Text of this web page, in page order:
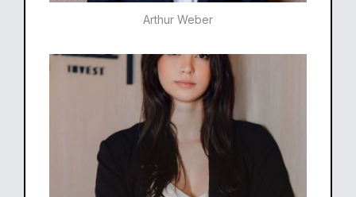
Arthur Weber